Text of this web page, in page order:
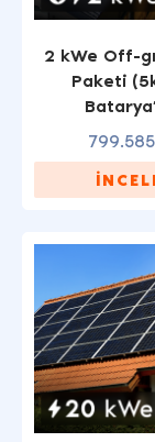
2 kWe Off-
Paketi